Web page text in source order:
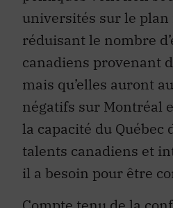
universités sur le plan
réduisant le nombre
canadiens provenant
mais qu’elles auront
négatifs sur Montréal
la capacité du Québec
talents canadiens et
il a besoin pour être
Compte tenu de la